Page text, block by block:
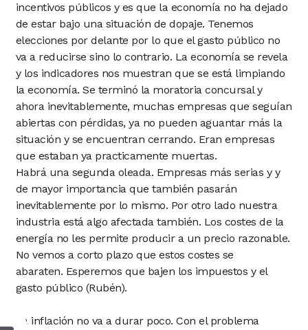
incentivos públicos y es que la economía no ha dejado
de estar bajo una situación de dopaje. Tenemos
elecciones por delante por lo que el gasto público no
va a reducirse sino lo contrario. La economía se revela
y los indicadores nos muestran que se está limpiando
la economía. Se terminó la moratoria concursal y
ahora inevitablemente, muchas empresas que seguían
abiertas con pérdidas, ya no pueden aguantar más la
situación y se encuentran cerrando. Eran empresas
que estaban ya practicamente muertas.
Habrá una segunda oleada. Empresas más serias y y
de mayor importancia que también pasarán
inevitablemente por lo mismo. Por otro lado nuestra
industria está algo afectada también. Los costes de la
energía no les permite producir a un precio razonable.
No vemos a corto plazo que estos costes se
abaraten. Esperemos que bajen los impuestos y el
gasto público (Rubén).
La inflación no va a durar poco. Con el problema